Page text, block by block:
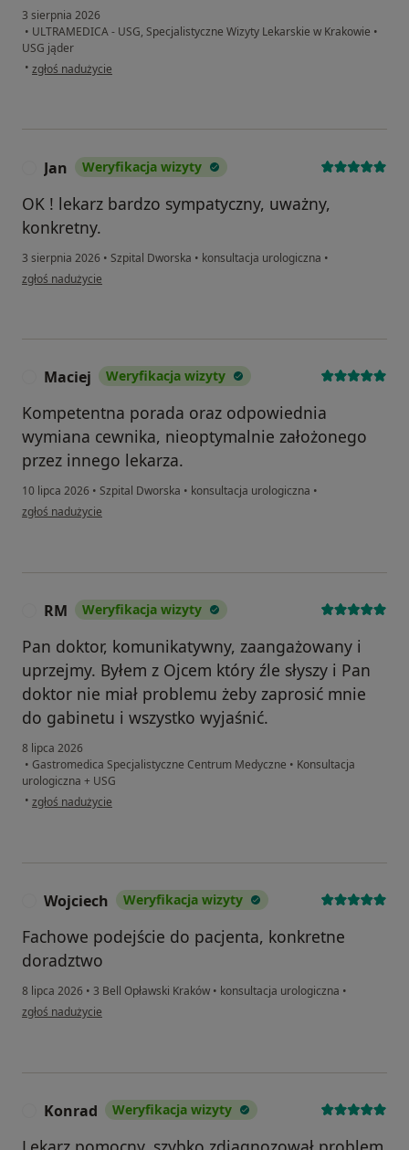
3 sierpnia 2026
• ULTRAMEDICA - USG, Specjalistyczne Wizyty Lekarskie w Krakowie •
USG jąder
• w opinii użytkownika B.K.
zgłoś nadużycie
Jan Weryfikacja wizyty
OK ! lekarz bardzo sympatyczny, uważny,
konkretny.
3 sierpnia 2026 • Szpital Dworska • konsultacja urologiczna •
w opinii użytkownika Jan
zgłoś nadużycie
Maciej Weryfikacja wizyty
Kompetentna porada oraz odpowiednia
wymiana cewnika, nieoptymalnie założonego
przez innego lekarza.
10 lipca 2026 • Szpital Dworska • konsultacja urologiczna •
w opinii użytkownika Maciej
zgłoś nadużycie
RM Weryfikacja wizyty
Pan doktor, komunikatywny, zaangażowany i
uprzejmy. Byłem z Ojcem który źle słyszy i Pan
doktor nie miał problemu żeby zaprosić mnie
do gabinetu i wszystko wyjaśnić.
8 lipca 2026
• Gastromedica Specjalistyczne Centrum Medyczne • Konsultacja
urologiczna + USG
• w opinii użytkownika RM
zgłoś nadużycie
Wojciech Weryfikacja wizyty
Fachowe podejście do pacjenta, konkretne
doradztwo
8 lipca 2026 • 3 Bell Opławski Kraków • konsultacja urologiczna •
w opinii użytkownika Wojciech
zgłoś nadużycie
Konrad Weryfikacja wizyty